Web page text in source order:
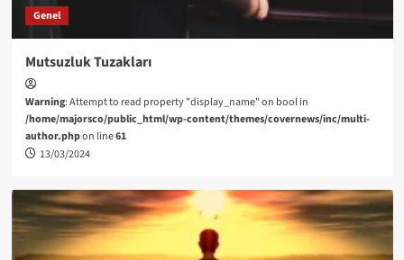
Genel
Mutsuzluk Tuzakları
Warning: Attempt to read property "display_name" on bool in
/home/majorsco/public_html/wp-content/themes/covernews/inc/multi-
author.phpon line61
13/03/2024